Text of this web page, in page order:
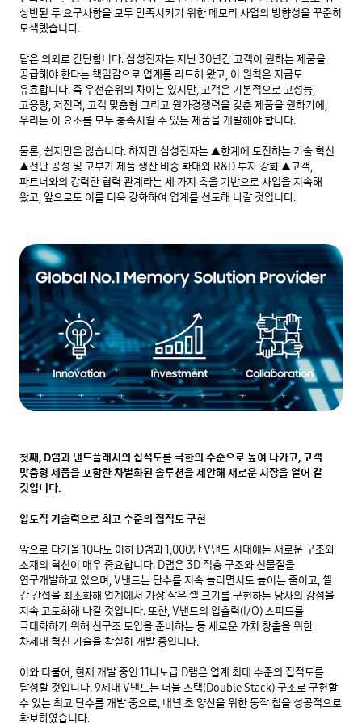
상반된 두 요구사항을 모두 만족시키기 위한 메모리 사업의 방향성을 꾸준히
모색했습니다.
답은 의외로 간단합니다. 삼성전자는 지난 30년간 고객이 원하는 제품을
공급해야 한다는 책임감으로 업계를 리드해 왔고, 이 원칙은 지금도
유효합니다. 즉 우선순위의 차이는 있지만, 고객은 기본적으로 고성능,
고용량, 저전력, 고객 맞춤형 그리고 원가경쟁력을 갖춘 제품을 원하기에,
우리는 이 요소를 모두 충족시킬 수 있는 제품을 개발해야 합니다.
물론, 쉽지만은 않습니다. 하지만 삼성전자는 ▲한계에 도전하는 기술 혁신
▲선단 공정 및 고부가 제품 생산 비중 확대와 R&D 투자 강화 ▲고객,
파트너와의 강력한 협력 관계라는 세 가지 축을 기반으로 사업을 지속해
첫째, D램과 낸드플래시의 집적도를 극한의 수준으로 높여 나가고, 고객
맞춤형 제품을 포함한 차별화된 솔루션을 제안해 새로운 시장을 열어 갈
것입니다.
압도적 기술력으로 최고 수준의 집적도 구현
앞으로 다가올 10나노 이하 D램과 1,000단 V낸드 시대에는 새로운 구조와
소재의 혁신이 매우 중요합니다. D램은 3D 적층 구조와 신물질을
연구개발하고 있으며, V낸드는 단수를 지속 늘리면서도 높이는 줄이고, 셀
간 간섭을 최소화해 업계에서 가장 작은 셀 크기를 구현하는 당사의 강점을
지속 고도화해 나갈 것입니다. 또한, V낸드의 입출력(I/O) 스피드를
극대화하기 위해 신구조 도입을 준비하는 등 새로운 가치 창출을 위한
차세대 혁신 기술을 착실히 개발 중입니다.
이와 더불어, 현재 개발 중인 11나노급 D램은 업계 최대 수준의 집적도를
달성할 것입니다. 9세대 V낸드는 더블 스택(Double Stack) 구조로 구현할
수 있는 최고 단수를 개발 중으로, 내년 초 양산을 위한 동작 칩을 성공적으로
확보하였습니다.